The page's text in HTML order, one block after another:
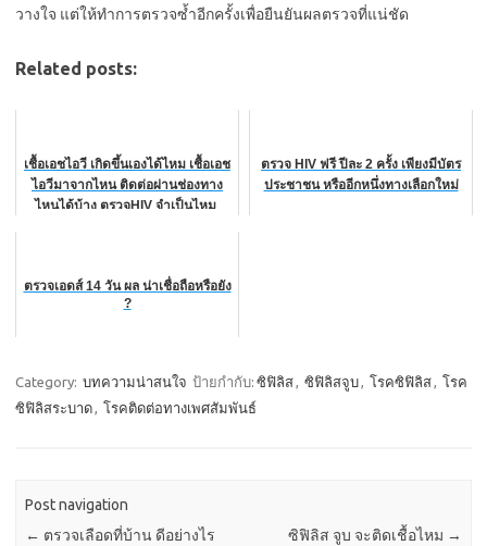
วางใจ แต่ให้ทำการตรวจซ้ำอีกครั้งเพื่อยืนยันผลตรวจที่แน่ชัด
Related posts:
เชื้อเอชไอวี เกิดขึ้นเองได้ไหม เชื้อเอช
ไอวีมาจากไหน ติดต่อผ่านช่องทาง
ไหนได้บ้าง ตรวจHIV จำเป็นไหม
ตรวจ HIV ฟรี ปีละ 2 ครั้ง เพียงมีบัตร
ประชาชน หรืออีกหนึ่งทางเลือกใหม่
ตรวจเอดส์ 14 วัน ผล น่าเชื่อถือหรือยัง
?
Category: บทความน่าสนใจ ป้ายกำกับ: ซิฟิลิส, ซิฟิลิสจูบ, โรคซิฟิลิส, โรค
ซิฟิลิสระบาด, โรคติดต่อทางเพศสัมพันธ์
Post navigation
← ตรวจเลือดที่บ้าน ดีอย่างไร
ซิฟิลิส จูบ จะติดเชื้อไหม →